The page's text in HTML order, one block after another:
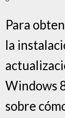
Para
la
Windows
sobre